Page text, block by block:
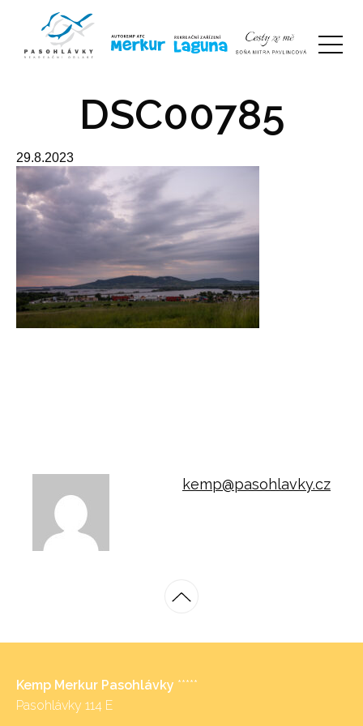
DSC00785
29.8.2023
kemp@pasohlavky.cz
Kemp Merkur Pasohlávky *****
Pasohlávky 114 E